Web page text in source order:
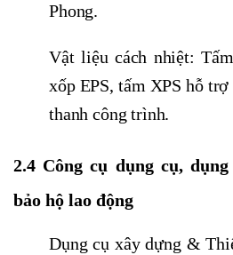
Phong.
Vật liệu cách nhiệt:
xốp EPS, tấm XPS hỗ
thanh công trình.
2.4 Công cụ dụng cụ,
bảo hộ lao động
Dụng cụ xây dựng &